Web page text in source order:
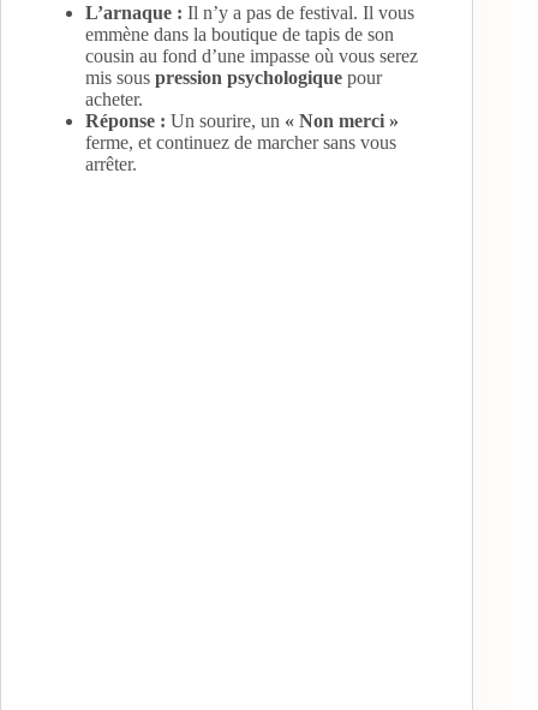
L’arnaque : Il n’y a pas de festival. Il vous
emmène dans la boutique de tapis de son
cousin au fond d’une impasse où vous serez
mis sous pression psychologique pour
acheter.
Réponse : Un sourire, un « Non merci »
ferme, et continuez de marcher sans vous
arrêter.